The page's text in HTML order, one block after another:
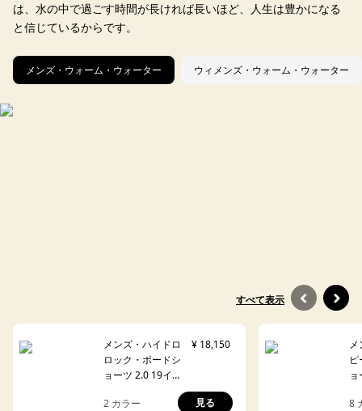
は、水の中で過ごす時間が長ければ長いほど、人生は豊かになる
と信じているからです。
メンズ・ウォーム・ウォーター ウィメンズ・ウォーム・ウォーター
すべて表示
メンズ・ハイドロ
ロック・ボードシ
ョーツ 2.0 19イン
¥ 18,150
2 カラー 見る 8